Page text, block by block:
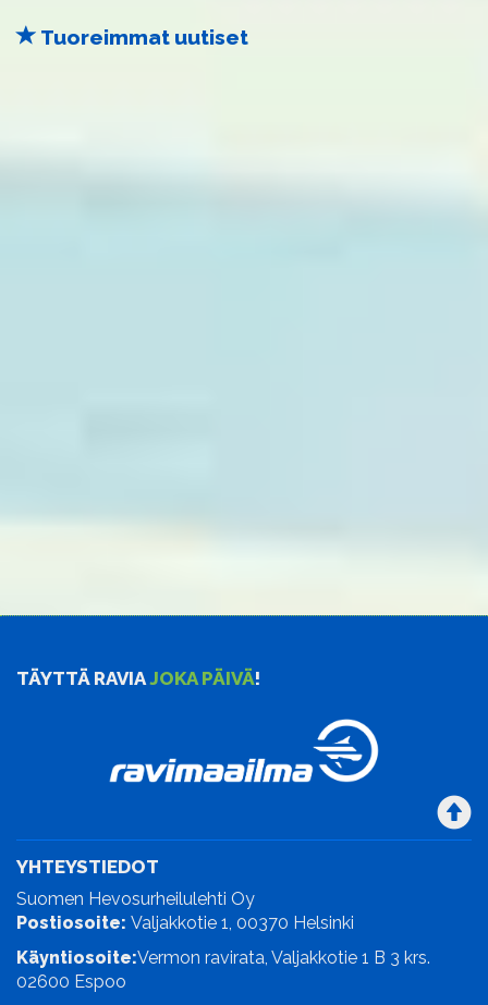
Tuoreimmat uutiset
TÄYTTÄ RAVIAJOKA PÄIVÄ!
YHTEYSTIEDOT
Suomen Hevosurheilulehti Oy
Postiosoite: Valjakkotie 1, 00370 Helsinki
Käyntiosoite:Vermon ravirata, Valjakkotie 1 B 3 krs.
02600 Espoo